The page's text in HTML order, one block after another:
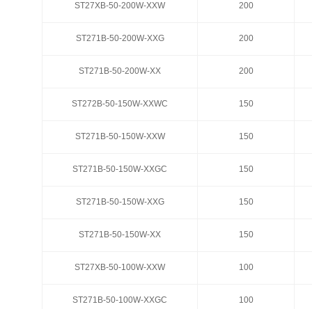
ST27XB-50-200W-XXW 200
ST271B-50-200W-XXG 200
ST271B-50-200W-XX 200
ST272B-50-150W-XXWC 150
ST271B-50-150W-XXW 150
ST271B-50-150W-XXGC 150
ST271B-50-150W-XXG 150
ST271B-50-150W-XX 150
ST27XB-50-100W-XXW 100
ST271B-50-100W-XXGC 100
ST27XB-50-200W-XXW 200
ST271B-50-200W-XXG 200
ST271B-50-200W-XX 200
ST272B-50-150W-XXWC 150
ST271B-50-150W-XXW 150
ST271B-50-150W-XXGC 150
ST271B-50-150W-XXG 150
ST271B-50-150W-XX 150
ST27XB-50-100W-XXW 100
ST271B-50-100W-XXGC 100